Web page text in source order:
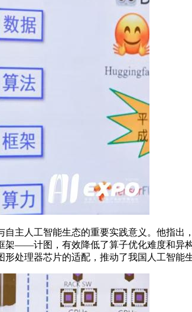
人工智能生态的重要实践意义。他指出
架——计图，有效降低了算子优化难度和异
处理器芯片的适配，推动了我国人工智能